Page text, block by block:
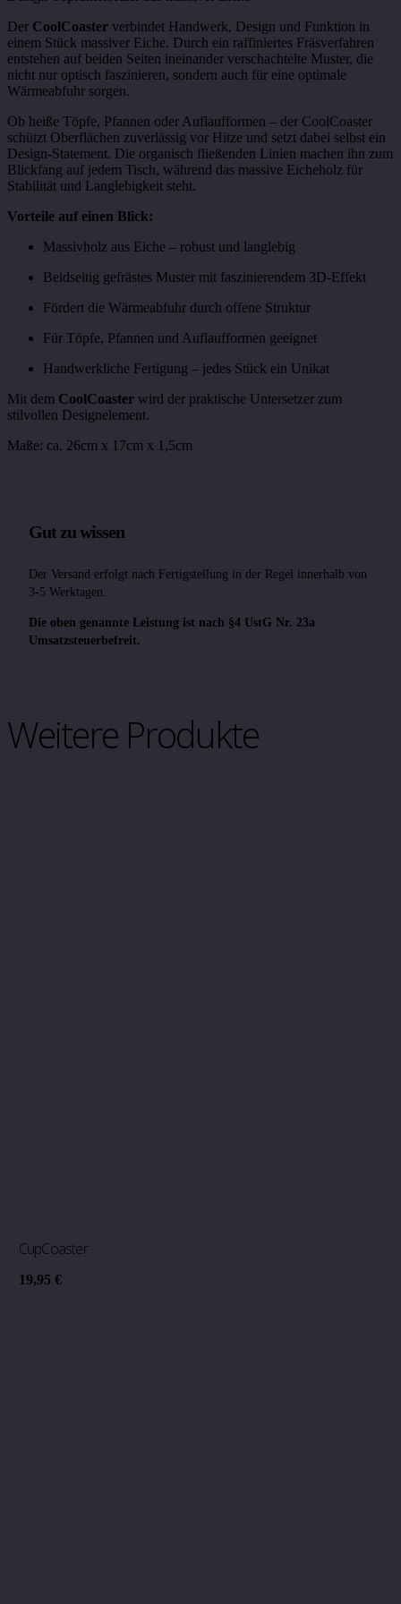
Der CoolCoaster verbindet Handwerk, Design und Funktion in
einem Stück massiver Eiche. Durch ein raffiniertes Fräsverfahren
entstehen auf beiden Seiten ineinander verschachtelte Muster, die
nicht nur optisch faszinieren, sondern auch für eine optimale
Wärmeabfuhr sorgen.
Ob heiße Töpfe, Pfannen oder Auflaufformen – der CoolCoaster
schützt Oberflächen zuverlässig vor Hitze und setzt dabei selbst ein
Design-Statement. Die organisch fließenden Linien machen ihn zum
Blickfang auf jedem Tisch, während das massive Eicheholz für
Stabilität und Langlebigkeit steht.
Vorteile auf einen Blick:
Massivholz aus Eiche – robust und langlebig
Beidseitig gefrästes Muster mit faszinierendem 3D-Effekt
Fördert die Wärmeabfuhr durch offene Struktur
Für Töpfe, Pfannen und Auflaufformen geeignet
Handwerkliche Fertigung – jedes Stück ein Unikat
Mit dem CoolCoaster wird der praktische Untersetzer zum
stilvollen Designelement.
Maße: ca. 26cm x 17cm x 1,5cm
Gut zu wissen
Der Versand erfolgt nach Fertigstellung in der Regel innerhalb von
3-5 Werktagen.
Die oben genannte Leistung ist nach §4 UstG Nr. 23a
Umsatzsteuerbefreit.
Weitere Produkte
CupCoaster
19,95 €